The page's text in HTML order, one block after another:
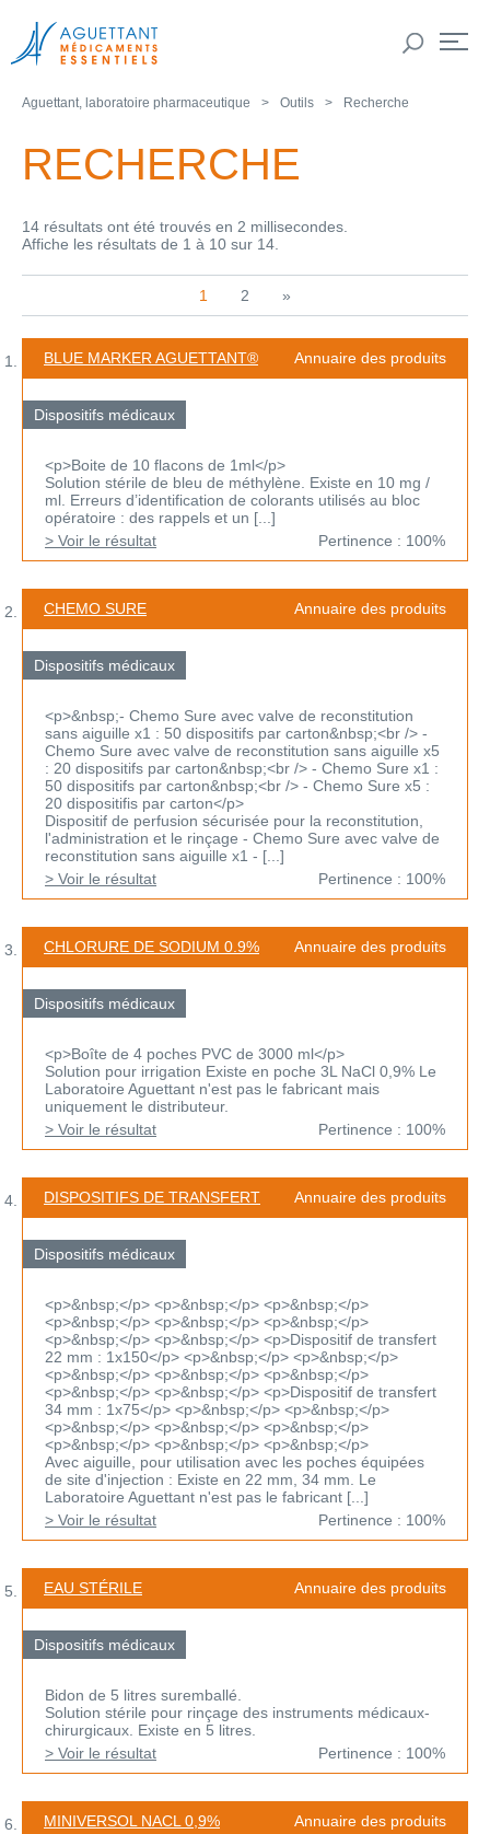
Aguettant, laboratoire pharmaceutique Outils Recherche
RECHERCHE
14 résultats ont été trouvés en 2 millisecondes.
Affiche les résultats de 1 à 10 sur 14.
1 2 »
BLUE MARKER AGUETTANT® Annuaire des produits
Dispositifs médicaux
<p>Boite de 10 flacons de 1ml</p>
Solution stérile de bleu de méthylène. Existe en 10 mg /
ml. Erreurs d’identification de colorants utilisés au bloc
opératoire : des rappels et un [...]
> Voir le résultat
Pertinence : 100%
CHEMO SURE Annuaire des produits
Dispositifs médicaux
<p>&nbsp;- Chemo Sure avec valve de reconstitution
sans aiguille x1 : 50 dispositifs par carton&nbsp;<br /> -
Chemo Sure avec valve de reconstitution sans aiguille x5
: 20 dispositifs par carton&nbsp;<br /> - Chemo Sure x1 :
50 dispositifs par carton&nbsp;<br /> - Chemo Sure x5 :
20 dispositifis par carton</p>
Dispositif de perfusion sécurisée pour la reconstitution,
l'administration et le rinçage - Chemo Sure avec valve de
reconstitution sans aiguille x1 - [...]
> Voir le résultat
Pertinence : 100%
CHLORURE DE SODIUM 0.9% Annuaire des produits
Dispositifs médicaux
<p>Boîte de 4 poches PVC de 3000 ml</p>
Solution pour irrigation Existe en poche 3L NaCl 0,9% Le
Laboratoire Aguettant n'est pas le fabricant mais
uniquement le distributeur.
> Voir le résultat
Pertinence : 100%
DISPOSITIFS DE TRANSFERT Annuaire des produits
Dispositifs médicaux
<p>&nbsp;</p> <p>&nbsp;</p> <p>&nbsp;</p>
<p>&nbsp;</p> <p>&nbsp;</p> <p>&nbsp;</p>
<p>&nbsp;</p> <p>&nbsp;</p> <p>Dispositif de transfert
22 mm : 1x150</p> <p>&nbsp;</p> <p>&nbsp;</p>
<p>&nbsp;</p> <p>&nbsp;</p> <p>&nbsp;</p>
<p>&nbsp;</p> <p>&nbsp;</p> <p>Dispositif de transfert
34 mm : 1x75</p> <p>&nbsp;</p> <p>&nbsp;</p>
<p>&nbsp;</p> <p>&nbsp;</p> <p>&nbsp;</p>
<p>&nbsp;</p> <p>&nbsp;</p> <p>&nbsp;</p>
Avec aiguille, pour utilisation avec les poches équipées
de site d'injection : Existe en 22 mm, 34 mm. Le
Laboratoire Aguettant n'est pas le fabricant [...]
> Voir le résultat
Pertinence : 100%
EAU STÉRILE Annuaire des produits
Dispositifs médicaux
Bidon de 5 litres suremballé.
Solution stérile pour rinçage des instruments médicaux-
chirurgicaux. Existe en 5 litres.
> Voir le résultat
Pertinence : 100%
MINIVERSOL NACL 0,9% Annuaire des produits